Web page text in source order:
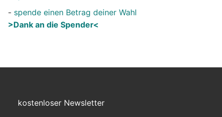
- spende einen Betrag deiner Wahl
>Dank an die Spender<
kostenloser Newsletter